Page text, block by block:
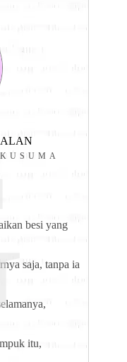
besi yang
saja, tanpa ia
itu,